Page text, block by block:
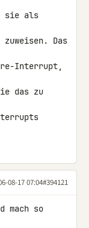
sie als
zuweisen. Das
Interrupt,
das zu
08-17 07:04#394121
mach so